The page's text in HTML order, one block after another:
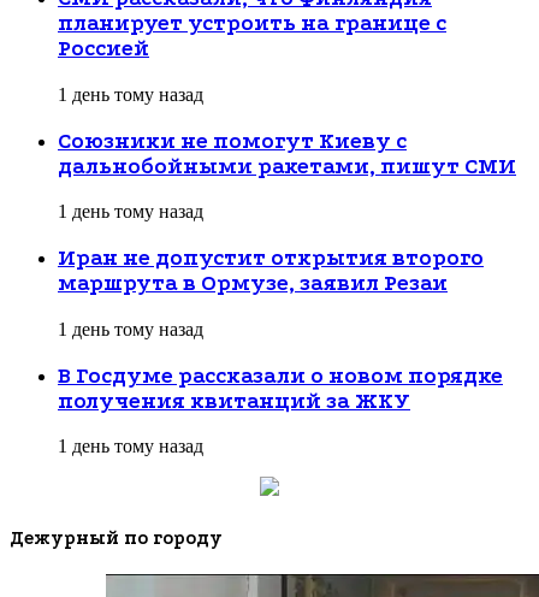
планирует устроить на границе с
Россией
1 день тому назад
Союзники не помогут Киеву с
дальнобойными ракетами, пишут СМИ
1 день тому назад
Иран не допустит открытия второго
маршрута в Ормузе, заявил Резаи
1 день тому назад
В Госдуме рассказали о новом порядке
получения квитанций за ЖКУ
1 день тому назад
Дежурный по городу